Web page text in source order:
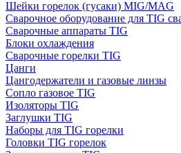
Шейки горелок (гусаки) MIG/MAG
Сварочное оборудование для TIG
Сварочные аппараты TIG
Блоки охлаждения
Сварочные горелки TIG
Цанги
Цангодержатели и газовые линзы
Сопло газовое TIG
Изоляторы TIG
Заглушки TIG
Наборы для TIG горелки
Головки TIG горелок